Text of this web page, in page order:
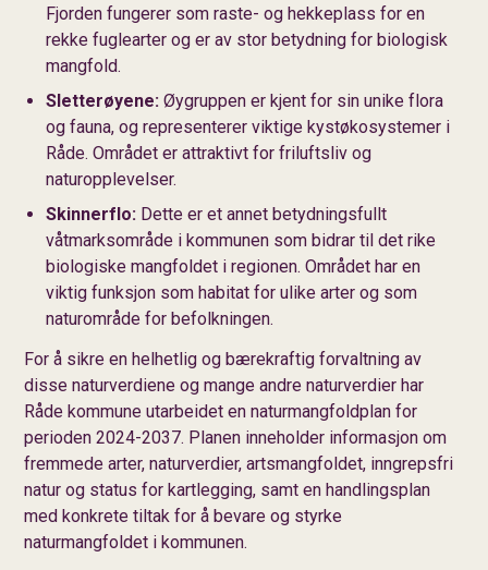
Fjorden fungerer som raste- og hekkeplass for en
rekke fuglearter og er av stor betydning for biologisk
mangfold.
Sletterøyene: Øygruppen er kjent for sin unike flora
og fauna, og representerer viktige kystøkosystemer i
Råde. Området er attraktivt for friluftsliv og
naturopplevelser.
Skinnerflo: Dette er et annet betydningsfullt
våtmarksområde i kommunen som bidrar til det rike
biologiske mangfoldet i regionen. Området har en
viktig funksjon som habitat for ulike arter og som
naturområde for befolkningen.
For å sikre en helhetlig og bærekraftig forvaltning av
disse naturverdiene og mange andre naturverdier har
Råde kommune utarbeidet en naturmangfoldplan for
perioden 2024-2037. Planen inneholder informasjon om
fremmede arter, naturverdier, artsmangfoldet, inngrepsfri
natur og status for kartlegging, samt en handlingsplan
med konkrete tiltak for å bevare og styrke
naturmangfoldet i kommunen.